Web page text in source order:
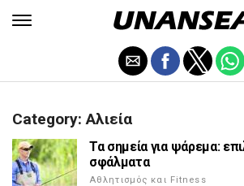
Category: Αλιεία
Τα σημεία για ψάρεμα:
σφάλματα
Αθλητισμός και Fitness